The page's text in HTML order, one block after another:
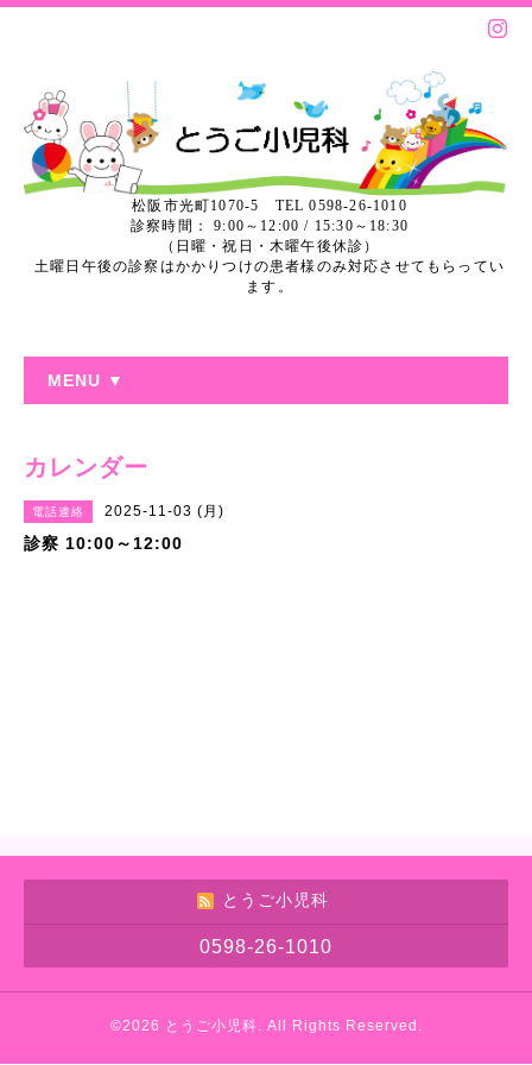
松阪市光町1070-5 TEL 0598-26-1010
診察時間： 9:00～12:00 / 15:30～18:30
（日曜・祝日・木曜午後休診）
土曜日午後の診察はかかりつけの患者様のみ対応させてもらってい
ます。
MENU ▼
カレンダー
電話連絡 2025-11-03 (月)
診察 10:00～12:00
とうご小児科
0598-26-1010
©2026 とうご小児科 . All Rights Reserved.